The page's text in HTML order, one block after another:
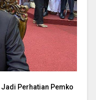
Perhatian Pemko